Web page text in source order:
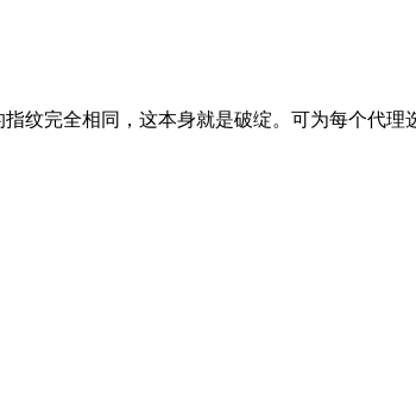
完全相同，这本身就是破绽。可为每个代理